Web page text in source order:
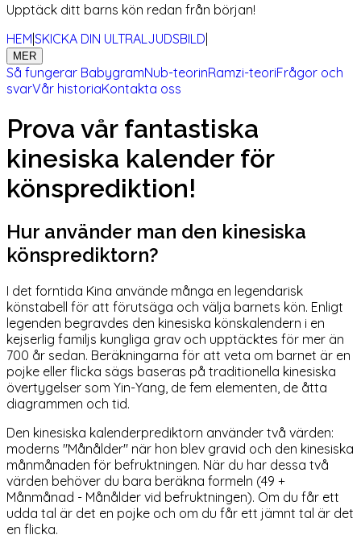
Upptäck ditt barns kön redan från början!
HEM|SKICKA DIN ULTRALJUDSBILD|
MER
Så fungerar BabygramNub-teorinRamzi-teoriFrågor och
svarVår historiaKontakta oss
Prova vår fantastiska
kinesiska kalender för
könsprediktion!
Hur använder man den kinesiska
könsprediktorn?
I det forntida Kina använde många en legendarisk
könstabell för att förutsäga och välja barnets kön. Enligt
legenden begravdes den kinesiska könskalendern i en
kejserlig familjs kungliga grav och upptäcktes för mer än
700 år sedan. Beräkningarna för att veta om barnet är en
pojke eller flicka sägs baseras på traditionella kinesiska
övertygelser som Yin-Yang, de fem elementen, de åtta
diagrammen och tid.
Den kinesiska kalenderprediktorn använder två värden:
moderns "Månålder" när hon blev gravid och den kinesiska
månmånaden för befruktningen. När du har dessa två
värden behöver du bara beräkna formeln (49 +
Månmånad - Månålder vid befruktningen). Om du får ett
udda tal är det en pojke och om du får ett jämnt tal är det
en flicka.